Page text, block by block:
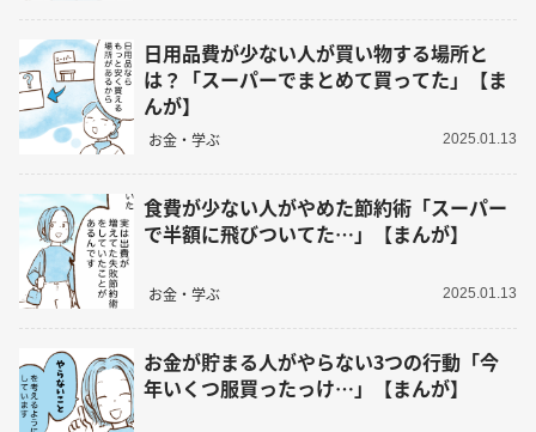
日用品費が少ない人が買い物する場所と
は？「スーパーでまとめて買ってた」【ま
んが】
お金・学ぶ 2025.01.13
食費が少ない人がやめた節約術「スーパー
で半額に飛びついてた…」【まんが】
お金・学ぶ 2025.01.13
お金が貯まる人がやらない3つの行動「今
年いくつ服買ったっけ…」【まんが】